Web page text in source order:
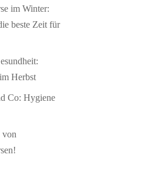
im Winter:
beste Zeit für
Herbst
Co: Hygiene
von